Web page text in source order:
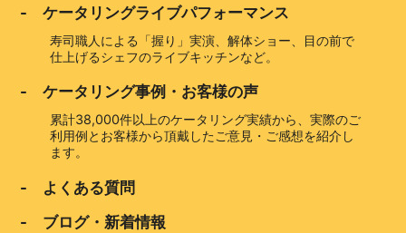
- ケータリングライブパフォーマンス
寿司職人による「握り」実演、解体ショー、目の前で
仕上げるシェフのライブキッチンなど。
- ケータリング事例・お客様の声
累計38,000件以上のケータリング実績から、実際のご
利用例とお客様から頂戴したご意見・ご感想を紹介し
ます。
- よくある質問
- ブログ・新着情報